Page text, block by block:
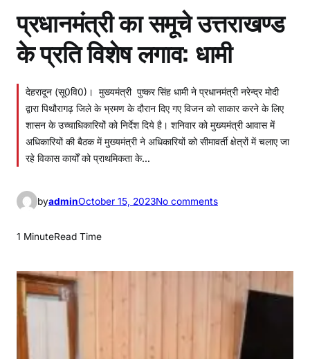
प्रधानमंत्री का समूचे उत्तराखण्ड
के प्रति विशेष लगाव: धामी
देहरादून (सू0वि0)। मुख्यमंत्री पुष्कर सिंह धामी ने प्रधानमंत्री नरेन्द्र मोदी
द्वारा पिथौरागढ़ जिले के भ्रमण के दौरान दिए गए विजन को साकार करने के लिए
शासन के उच्चाधिकारियों को निर्देश दिये है। शनिवार को मुख्यमंत्री आवास में
अधिकारियों की बैठक में मुख्यमंत्री ने अधिकारियों को सीमावर्ती क्षेत्रों में चलाए जा
रहे विकास कार्यों को प्राथमिकता के…
byadminOctober 15, 2023No commentso
1 MinuteRead Time